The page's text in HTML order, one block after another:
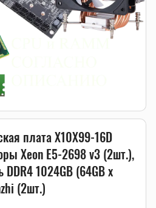
плата X10X99-16D
Xeon E5-2698 v3 (2шт.),
1024GB (64GB x
(2шт.)